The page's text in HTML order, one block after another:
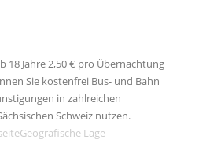
18 Jahre 2,50 € pro Übernachtung
Sie kostenfrei Bus- und Bahn
in zahlreichen
Schweiz nutzen.
Geografische Lage